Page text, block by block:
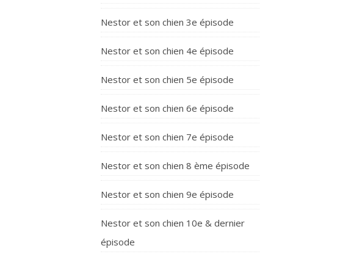
Nestor et son chien 3e épisode
Nestor et son chien 4e épisode
Nestor et son chien 5e épisode
Nestor et son chien 6e épisode
Nestor et son chien 7e épisode
Nestor et son chien 8 ème épisode
Nestor et son chien 9e épisode
Nestor et son chien 10e & dernier
épisode